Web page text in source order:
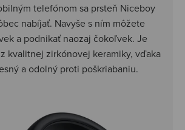
telefónom sa prsteň Niceboy
nabíjať. Navyše s ním môžete
a podnikať naozaj čokoľvek. Je
kvalitnej zirkónovej keramiky, vďaka
a odolný proti poškriabaniu.